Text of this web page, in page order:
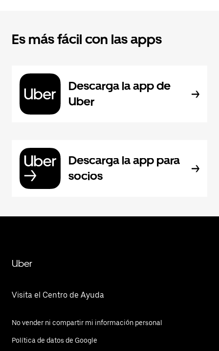
Es más fácil con las apps
Descarga la app de
Uber
Descarga la app para
socios
Uber
Visita el Centro de Ayuda
No vender ni compartir mi información personal
Política de datos de Google